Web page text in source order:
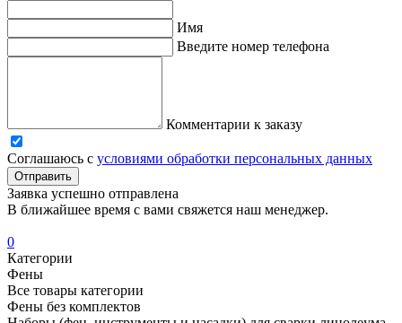
Имя
Введите номер телефона
Комментарии к заказу
Соглашаюсь с условиями обработки персональных данных
Отправить
Заявка успешно отправлена
В ближайшее время с вами свяжется наш менеджер.
0
Категории
Фены
Все товары категории
Фены без комплектов